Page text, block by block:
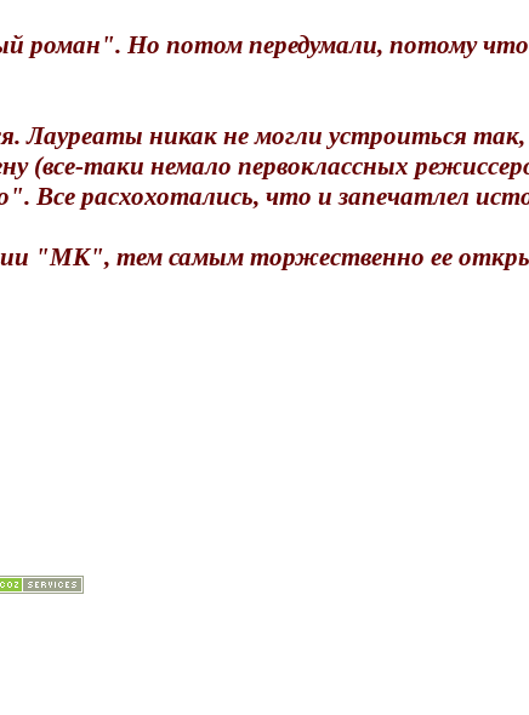
роман". Но потом передумали, потому
Лауреаты никак не могли устроиться
таки немало первоклассных
Все расхохотались, что и запечатлел
"МК", тем самым торжественно ее